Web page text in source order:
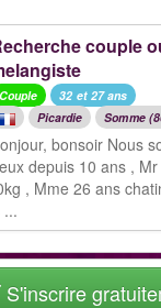
couple
Couple
32 et 27 ans
Picardie
Somme
bonsoir Nous
depuis 10 ans ,
, Mme 26 ans
S'inscrire